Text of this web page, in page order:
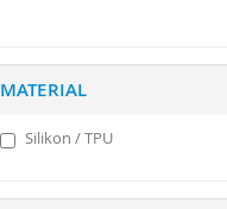
MATERIAL
Silikon / TPU